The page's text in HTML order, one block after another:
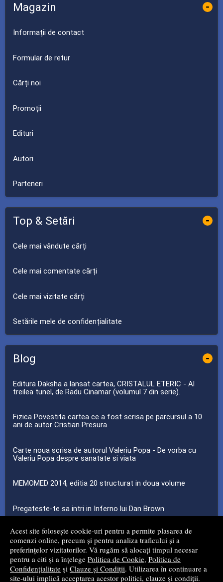
Acest site folosește cookie-uri pentru a permite plasarea de
comenzi online, precum și pentru analiza traficului și a
preferințelor vizitatorilor. Vă rugăm să alocați timpul necesar
pentru a citi și a înțelege Politica de Cookie, Politica de
Confidențialitate și Clauze și Condiții. Utilizarea în continuare a
site-ului implică acceptarea acestor politici, clauze și condiții.
Magazin -
Informații de contact
Formular de retur
Cărți noi
Promoții
Edituri
Autori
Parteneri
Top & Setări -
Cele mai vândute cărți
Cele mai comentate cărți
Cele mai vizitate cărți
Setările mele de confidențialitate
Blog -
Editura Daksha a lansat cartea, CRISTALUL ETERIC - Al
treilea tunel, de Radu Cinamar (volumul 7 din serie).
Fizica Povestita cartea ce a fost scrisa pe parcursul a 10
ani de autor Cristian Presura
Carte noua scrisa de autorul Valeriu Popa - De vorba cu
Valeriu Popa despre sanatate si viata
MEMOMED 2014, editia 20 structurat in doua volume
Pregateste-te sa intri in Inferno lui Dan Brown
...toate știrile
© 2008 - 2026Mg Net Distribution Srl